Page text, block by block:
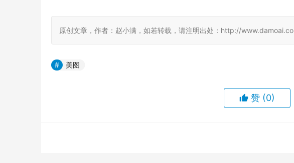
原创文章，作者：赵小满，如若转载，请注明出处：http://
美图
赞 (0)